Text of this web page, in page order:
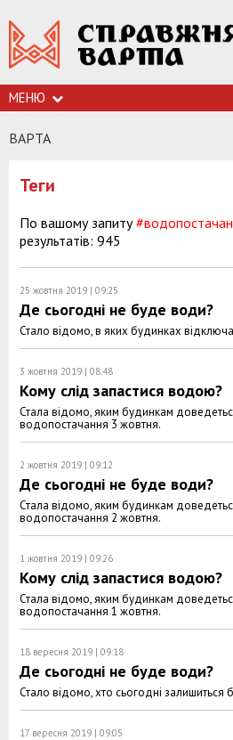
МЕНЮ
ВАРТА
Теги
По вашому запиту
результатів: 945
25 жовтня 2019 | 09:25
Де сьогодні не буде води?
Стало відомо, в яких будинках
3 жовтня 2019 | 08:48
Кому слід запастися водою?
Стала відомо, яким будинкам
водопостачання 3 жовтня.
2 жовтня 2019 | 09:12
Де сьогодні не буде води?
Стала відомо, яким будинкам
водопостачання 2 жовтня.
1 жовтня 2019 | 09:26
Кому слід запастися водою?
Стала відомо, яким будинкам
водопостачання 1 жовтня.
18 вересня 2019 | 09:18
Де сьогодні не буде води?
Стало відомо, хто сьогодні залишиться
17 вересня 2019 | 09:05